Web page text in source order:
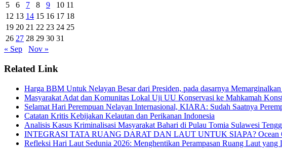
5
6 7 8 9 10 11
12 13 14 15 16 17 18
19 20 21 22 23 24 25
26 27 28 29 30 31
« Sep
Nov »
Related Link
Harga BBM Untuk Nelayan Besar dari Presiden, pada dasarnya
Masyarakat Adat dan Komunitas Lokal Uji UU Konservasi ke Mahkamah
Selamat Hari Perempuan Nelayan Internasional, KIARA: Sudah Saatnya
Catatan Kritis Kebijakan Kelautan dan Perikanan Indonesia
Analisis Kasus Kriminalisasi Masyarakat Bahari di Pulau Tomia Sulawesi
INTEGRASI TATA RUANG DARAT DAN LAUT UNTUK SIAPA? Ocean
Refleksi Hari Laut Sedunia 2026: Menghentikan Perampasan Ruang Laut yang